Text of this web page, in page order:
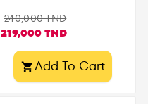
Bluetooth pour PS4 ,
incontournable pour
les joueurs PlayStation.
Prix
de
240,000 TND
219,000 TND
Add To Cart